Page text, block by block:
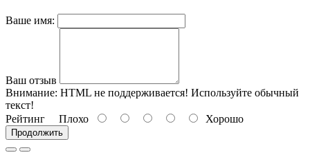
Ваше имя:
Ваш отзыв
Внимание: HTML не поддерживается! Используйте обычный
текст!
Рейтинг Плохо Хорошо
Продолжить